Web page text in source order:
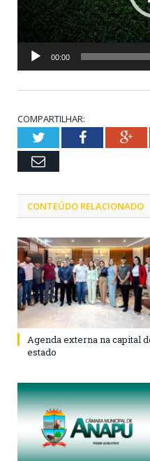
00:00
COMPARTILHAR:
TwitterFacebook
Email
CONTEÚDO RELACIONADO
Agenda externa na capital
estado